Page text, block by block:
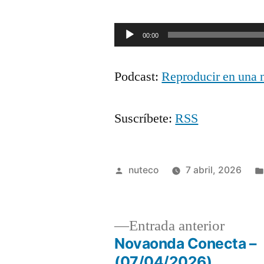
Reproductor
audio
00:00
Podcast:Reproducir en una
Suscríbete:RSS
Publicada
nuteco 7 abril, 2026
Entrada anteriorEntrada
Novaonda Conecta –